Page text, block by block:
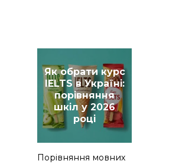
Як обрати курс
IELTS в Україні:
порівняння
шкіл у 2026
році
Порівняння мовних